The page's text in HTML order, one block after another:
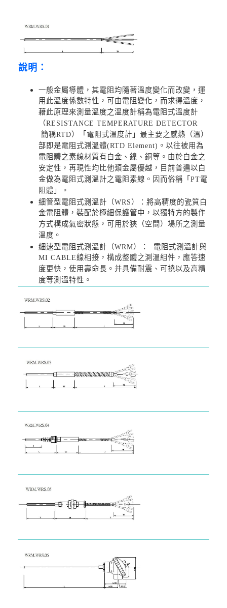
說明：
一般金屬導體，其電阻均隨著溫度變化而改變，運
用此溫度係數特性，可由電阻變化，而求得溫度，
藉此原理來測量溫度之溫度計稱為電阻式溫度計
（RESISTANCE TEMPERATURE DETECTOR
簡稱RTD）「電阻式溫度計」最主要之感熱（溫）
部即是電阻式測溫體(RTD Element)。以往被用為
電阻體之素線材質有白金、鎳、銅等。由於白金之
安定性，再現性均比他類金屬優越，目前普遍以白
金做為電阻式測溫計之電阻素線。因而俗稱「PT電
阻體」。
細管型電阻式測溫計（WRS）：將高精度的瓷質白
金電阻體，裝配於極細保護管中，以獨特方的製作
方式構成氣密狀態，可用於狹（空間）場所之測量
溫度。
細速型電阻式測溫計（WRM）： 電阻式測溫計與
MI CABLE線相接，構成整體之測溫組件，應答速
度更快，使用壽命長。并具備耐震、可撓以及高精
度等測溫特性。